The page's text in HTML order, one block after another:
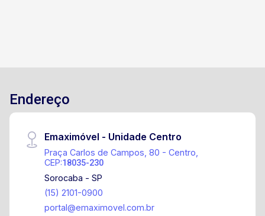
Endereço
Emaximóvel - Unidade Centro
Praça Carlos de Campos, 80 - Centro,
CEP:18035-230
Sorocaba - SP
(15) 2101-0900
portal@emaximovel.com.br